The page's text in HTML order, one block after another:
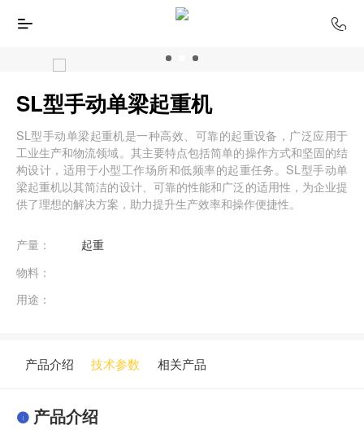
SL型手动单梁起重机
SL型手动单梁起重机是一种高效、可靠的起重设备，广泛应用于
工业生产和物流领域。其主要特点包括简单的操作方式和坚固的结
构设计，适用于小型工作场所和低频率的起重任务。SL型手动单
梁起重机以其简洁的设计、可靠的性能和广泛的适用性，为企业提
供了理想的解决方案，助力提升生产效率和操作便捷性。
产量：
起重
物料：
用途：
产品介绍 技术参数 相关产品
产品介绍